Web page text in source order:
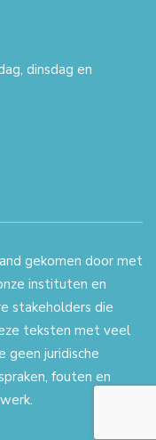
dinsdag en
gekomen door met
instituten en
stakeholders die
teksten met veel
geen juridische
fouten en